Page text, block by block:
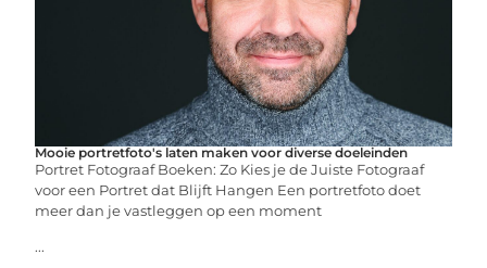
Mooie portretfoto's laten maken voor diverse doeleinden
Portret Fotograaf Boeken: Zo Kies je de Juiste Fotograaf
voor een Portret dat Blijft Hangen Een portretfoto doet
meer dan je vastleggen op een moment
...